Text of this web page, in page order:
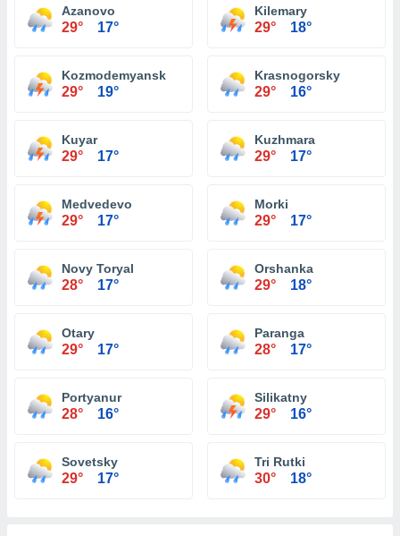
Azanovo
29° 17°
Kilemary
29° 18°
Kozmodemyansk
29° 19°
Krasnogorsky
29° 16°
Kuyar
29° 17°
Kuzhmara
29° 17°
Medvedevo
29° 17°
Morki
29° 17°
Novy Toryal
28° 17°
Orshanka
29° 18°
Otary
29° 17°
Paranga
28° 17°
Portyanur
28° 16°
Silikatny
29° 16°
Sovetsky
29° 17°
Tri Rutki
30° 18°